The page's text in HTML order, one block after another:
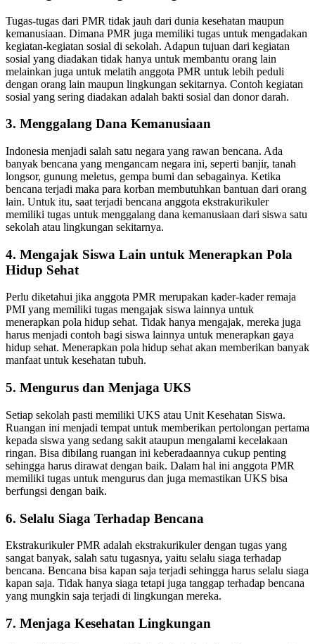
Tugas-tugas dari PMR tidak jauh dari dunia kesehatan maupun
kemanusiaan. Dimana PMR juga memiliki tugas untuk mengadakan
kegiatan-kegiatan sosial di sekolah. Adapun tujuan dari kegiatan
sosial yang diadakan tidak hanya untuk membantu orang lain
melainkan juga untuk melatih anggota PMR untuk lebih peduli
dengan orang lain maupun lingkungan sekitarnya. Contoh kegiatan
sosial yang sering diadakan adalah bakti sosial dan donor darah.
3. Menggalang Dana Kemanusiaan
Indonesia menjadi salah satu negara yang rawan bencana. Ada
banyak bencana yang mengancam negara ini, seperti banjir, tanah
longsor, gunung meletus, gempa bumi dan sebagainya. Ketika
bencana terjadi maka para korban membutuhkan bantuan dari orang
lain. Untuk itu, saat terjadi bencana anggota ekstrakurikuler
memiliki tugas untuk menggalang dana kemanusiaan dari siswa satu
sekolah atau lingkungan sekitarnya.
4. Mengajak Siswa Lain untuk Menerapkan Pola
Hidup Sehat
Perlu diketahui jika anggota PMR merupakan kader-kader remaja
PMI yang memiliki tugas mengajak siswa lainnya untuk
menerapkan pola hidup sehat. Tidak hanya mengajak, mereka juga
harus menjadi contoh bagi siswa lainnya untuk menerapkan gaya
hidup sehat. Menerapkan pola hidup sehat akan memberikan banyak
manfaat untuk kesehatan tubuh.
5. Mengurus dan Menjaga UKS
Setiap sekolah pasti memiliki UKS atau Unit Kesehatan Siswa.
Ruangan ini menjadi tempat untuk memberikan pertolongan pertama
kepada siswa yang sedang sakit ataupun mengalami kecelakaan
ringan. Bisa dibilang ruangan ini keberadaannya cukup penting
sehingga harus dirawat dengan baik. Dalam hal ini anggota PMR
memiliki tugas untuk mengurus dan juga memastikan UKS bisa
berfungsi dengan baik.
6. Selalu Siaga Terhadap Bencana
Ekstrakurikuler PMR adalah ekstrakurikuler dengan tugas yang
sangat banyak, salah satu tugasnya, yaitu selalu siaga terhadap
bencana. Bencana bisa kapan saja terjadi sehingga harus selalu siaga
kapan saja. Tidak hanya siaga tetapi juga tanggap terhadap bencana
yang mungkin saja terjadi di lingkungan mereka.
7. Menjaga Kesehatan Lingkungan